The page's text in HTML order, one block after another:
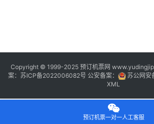
Copyright © 1999-2025 预订机票网
案： 苏ICP备2022006082号 公安备案：
苏公网
XML
预订机票一对一人工客服